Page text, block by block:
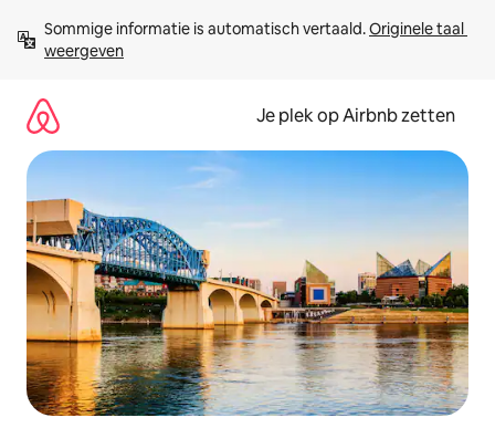
direct
naar
Sommige informatie is automatisch vertaald. Originele taal
weergeven
Je plek op Airbnb zetten